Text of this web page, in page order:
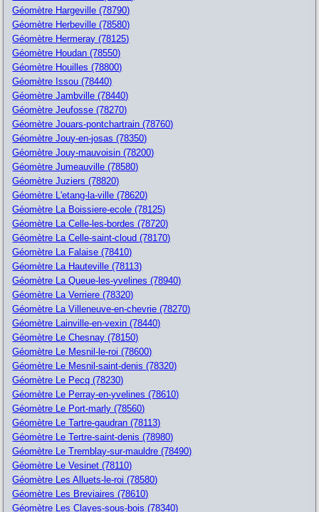
Géomètre Hargeville (78790)
Géomètre Herbeville (78580)
Géomètre Hermeray (78125)
Géomètre Houdan (78550)
Géomètre Houilles (78800)
Géomètre Issou (78440)
Géomètre Jambville (78440)
Géomètre Jeufosse (78270)
Géomètre Jouars-pontchartrain (78760)
Géomètre Jouy-en-josas (78350)
Géomètre Jouy-mauvoisin (78200)
Géomètre Jumeauville (78580)
Géomètre Juziers (78820)
Géomètre L'etang-la-ville (78620)
Géomètre La Boissiere-ecole (78125)
Géomètre La Celle-les-bordes (78720)
Géomètre La Celle-saint-cloud (78170)
Géomètre La Falaise (78410)
Géomètre La Hauteville (78113)
Géomètre La Queue-les-yvelines (78940)
Géomètre La Verriere (78320)
Géomètre La Villeneuve-en-chevrie (78270)
Géomètre Lainville-en-vexin (78440)
Géomètre Le Chesnay (78150)
Géomètre Le Mesnil-le-roi (78600)
Géomètre Le Mesnil-saint-denis (78320)
Géomètre Le Pecq (78230)
Géomètre Le Perray-en-yvelines (78610)
Géomètre Le Port-marly (78560)
Géomètre Le Tartre-gaudran (78113)
Géomètre Le Tertre-saint-denis (78980)
Géomètre Le Tremblay-sur-mauldre (78490)
Géomètre Le Vesinet (78110)
Géomètre Les Alluets-le-roi (78580)
Géomètre Les Breviaires (78610)
Géomètre Les Clayes-sous-bois (78340)